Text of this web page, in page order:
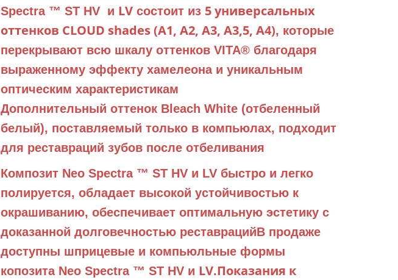
Spectra ™ ST HV и LV состоит из 5 универсальных
оттенков CLOUD shades (А1, А2, А3, А3,5, А4), которые
перекрывают всю шкалу оттенков VITA® благодаря
выраженному эффекту хамелеона и уникальным
оптическим характеристикам
Дополнительный оттенок Bleach White (отбеленный
белый), поставляемый только в компьюлах, подходит
для реставраций зубов после отбеливания
Композит Neo Spectra ™ ST HV и LV быстро и легко
полируется, обладает высокой устойчивостью к
окрашиванию, обеспечивает оптимальную эстетику с
доказанной долговечностью реставрацийВ продаже
доступны шприцевые и компьюльные формы
копозита Neo Spectra ™ ST HV и LV.Показания к